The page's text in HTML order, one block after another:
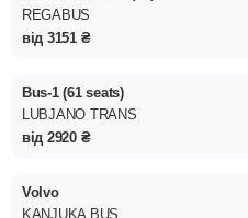
REGABUS
від 3151 ₴
Bus-1 (61 seats)
LUBJANO TRANS
від 2920 ₴
Volvo
KANJUKA BUS